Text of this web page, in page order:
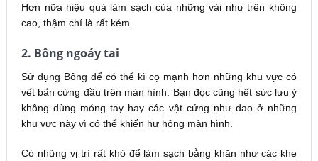
Hơn nữa hiệu quả làm sạch của những vải như trên không
cao, thậm chí là rất kém.
2. Bông ngoáy tai
Sử dụng Bông để có thể kì cọ mạnh hơn những khu vực có
vết bẩn cứng đầu trên màn hình. Bạn đọc cũng hết sức lưu ý
không dùng móng tay hay các vật cứng như dao ở những
khu vực này vì có thể khiến hư hỏng màn hình.
Có những vị trí rất khó để làm sạch bằng khăn như các khe